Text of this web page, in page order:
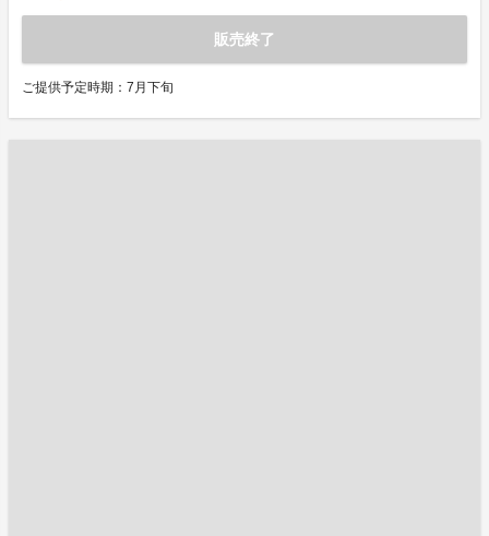
販売終了
ご提供予定時期：7月下旬